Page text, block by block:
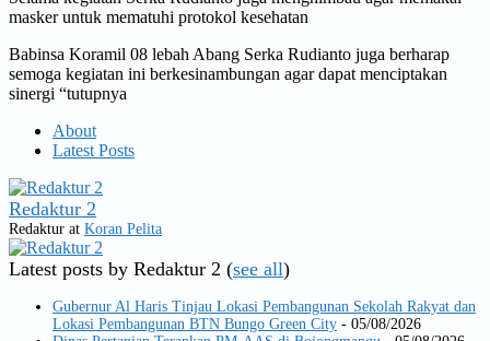
masker untuk mematuhi protokol kesehatan
Babinsa Koramil 08 lebah Abang Serka Rudianto juga berharap
semoga kegiatan ini berkesinambungan agar dapat menciptakan
sinergi “tutupnya
About
Latest Posts
Redaktur 2
Redaktur at Koran Pelita
Latest posts by Redaktur 2 (see all)
Gubernur Al Haris Tinjau Lokasi Pembangunan Sekolah Rakyat dan
Lokasi Pembangunan BTN Bungo Green City - 05/08/2026